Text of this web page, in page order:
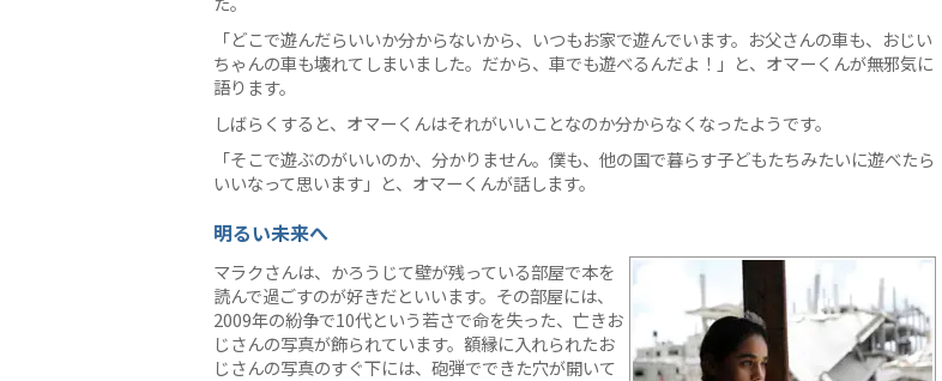
「どこで遊んだらいいか分からないから、いつもお家で遊んでいます。お父さんの車も、おじい
ちゃんの車も壊れてしまいました。だから、車でも遊べるんだよ！」と、オマーくんが無邪気に
語ります。
しばらくすると、オマーくんはそれがいいことなのか分からなくなったようです。
「そこで遊ぶのがいいのか、分かりません。僕も、他の国で暮らす子どもたちみたいに遊べたら
いいなって思います」と、オマーくんが話します。
明るい未来へ
マラクさんは、かろうじて壁が残っている部屋で本を
読んで過ごすのが好きだといいます。その部屋には、
2009年の紛争で10代という若さで命を失った、亡きお
じさんの写真が飾られています。額縁に入れられたお
じさんの写真のすぐ下には、砲弾でできた穴が開いて